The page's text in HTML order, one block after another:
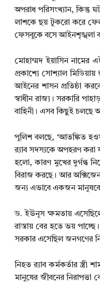
অপরাধ পরিসংখ্যান, কিন্তু
লাশকে ছয় টুকরো করে
ফেসবুকে বসে আইনশৃঙ্খলা
মোহাম্মদ ইয়াসিন নামের
প্রকাশ্যে সোশ্যাল
আইনের শাসন প্রতিষ্ঠা
স্বাধীন রাজ্য। সরকারি
বাহিনী। এসব কিছুই চলছে
পুলিশ বলছে, ‘আতঙ্কিত
র‍্যাব সদস্যকে অপহরণ করা
হলো, কারণ মুখের দুর্গন্ধ
বিরাজ করছে। আর
জন্য এভাবে একজন মানুষকে
ড. ইউনূস ক্ষমতায়
রাস্তায় বের হতে ভয়
সরকার এসেছিল জনগণের
নিহত র‍্যাব কর্মকর্তার
মানুষের জীবনের নিরাপত্তা